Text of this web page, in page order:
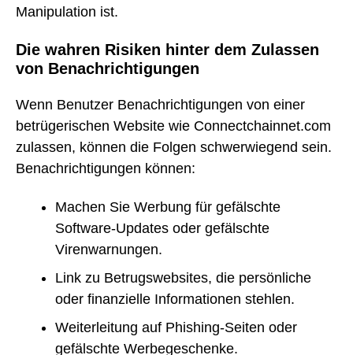
Manipulation ist.
Die wahren Risiken hinter dem Zulassen
von Benachrichtigungen
Wenn Benutzer Benachrichtigungen von einer
betrügerischen Website wie Connectchainnet.com
zulassen, können die Folgen schwerwiegend sein.
Benachrichtigungen können:
Machen Sie Werbung für gefälschte
Software-Updates oder gefälschte
Virenwarnungen.
Link zu Betrugswebsites, die persönliche
oder finanzielle Informationen stehlen.
Weiterleitung auf Phishing-Seiten oder
gefälschte Werbegeschenke.